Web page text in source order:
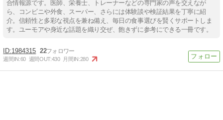
合情報源です。医師、栄養士、トレーナーなどの専門家の声を交えなが
ら、コンビニや外食、スーパー、さらには体験談や検証結果を丁寧に紹
介。信頼性と多彩な視点を兼ね備え、毎日の食事選びを賢くサポートしま
す。ユーモアや身近な話題を織り交ぜ、飽きずに参考にできる一冊です。
1984315 22
週間IN:60 週間OUT:430 月間IN:280